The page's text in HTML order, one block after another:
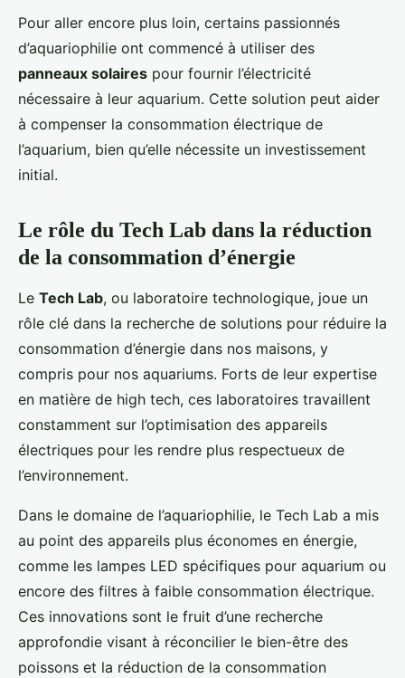
Pour aller encore plus loin, certains passionnés
d’aquariophilie ont commencé à utiliser des
panneaux solaires pour fournir l’électricité
nécessaire à leur aquarium. Cette solution peut aider
à compenser la consommation électrique de
l’aquarium, bien qu’elle nécessite un investissement
initial.
Le rôle du Tech Lab dans la réduction
de la consommation d’énergie
Le Tech Lab, ou laboratoire technologique, joue un
rôle clé dans la recherche de solutions pour réduire la
consommation d’énergie dans nos maisons, y
compris pour nos aquariums. Forts de leur expertise
en matière de high tech, ces laboratoires travaillent
constamment sur l’optimisation des appareils
électriques pour les rendre plus respectueux de
l’environnement.
Dans le domaine de l’aquariophilie, le Tech Lab a mis
au point des appareils plus économes en énergie,
comme les lampes LED spécifiques pour aquarium ou
encore des filtres à faible consommation électrique.
Ces innovations sont le fruit d’une recherche
approfondie visant à réconcilier le bien-être des
poissons et la réduction de la consommation